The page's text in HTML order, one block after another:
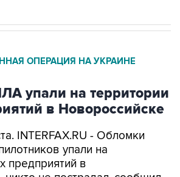
упали на территории
в Новороссийске
INTERFAX.RU - Обломки
предприятий в
не пострадал, сообщил
Кравченко в своем